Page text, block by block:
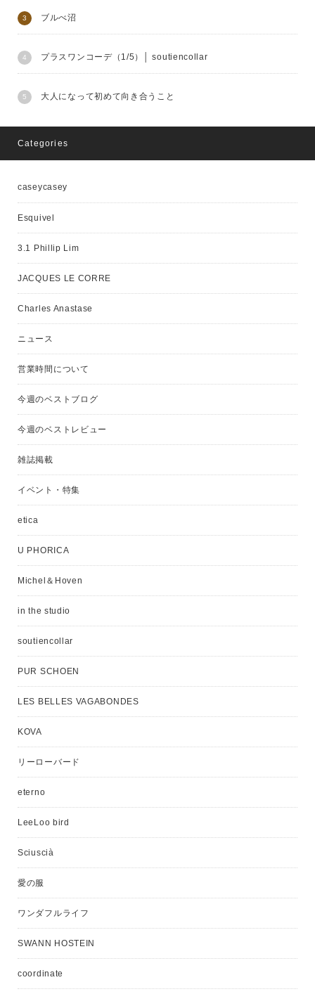
ブルべ沼
プラスワンコーデ（1/5）│ soutiencollar
大人になって初めて向き合うこと
Categories
caseycasey
Esquivel
3.1 Phillip Lim
JACQUES LE CORRE
Charles Anastase
ニュース
営業時間について
今週のベストブログ
今週のベストレビュー
雑誌掲載
イベント・特集
etica
U PHORICA
Michel＆Hoven
in the studio
soutiencollar
PUR SCHOEN
LES BELLES VAGABONDES
KOVA
リーローバード
eterno
LeeLoo bird
Sciuscià
愛の服
ワンダフルライフ
SWANN HOSTEIN
coordinate